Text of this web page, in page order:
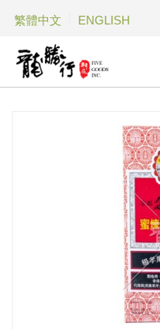
繁體中文 ENGLISH